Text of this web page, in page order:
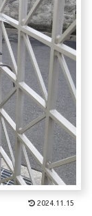
2024.11.15